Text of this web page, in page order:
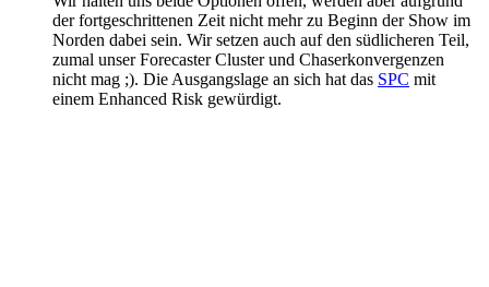
der fortgeschrittenen Zeit nicht mehr zu Beginn der Show im
Norden dabei sein. Wir setzen auch auf den südlicheren Teil,
zumal unser Forecaster Cluster und Chaserkonvergenzen
nicht mag ;). Die Ausgangslage an sich hat das SPC mit
einem Enhanced Risk gewürdigt.